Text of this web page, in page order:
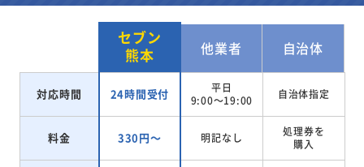
セブン
熊本
他業者 自治体
対応時間 24時間受付
平日
9:00～19:00
自治体指定
料金 330円～ 明記なし
処理券を
購入